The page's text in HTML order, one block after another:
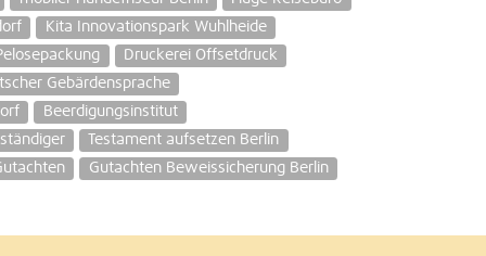
Kita Innovationspark Wuhlheide
Druckerei Offsetdruck
Gebärdensprache
Beerdigungsinstitut
Testament aufsetzen Berlin
Gutachten Beweissicherung Berlin